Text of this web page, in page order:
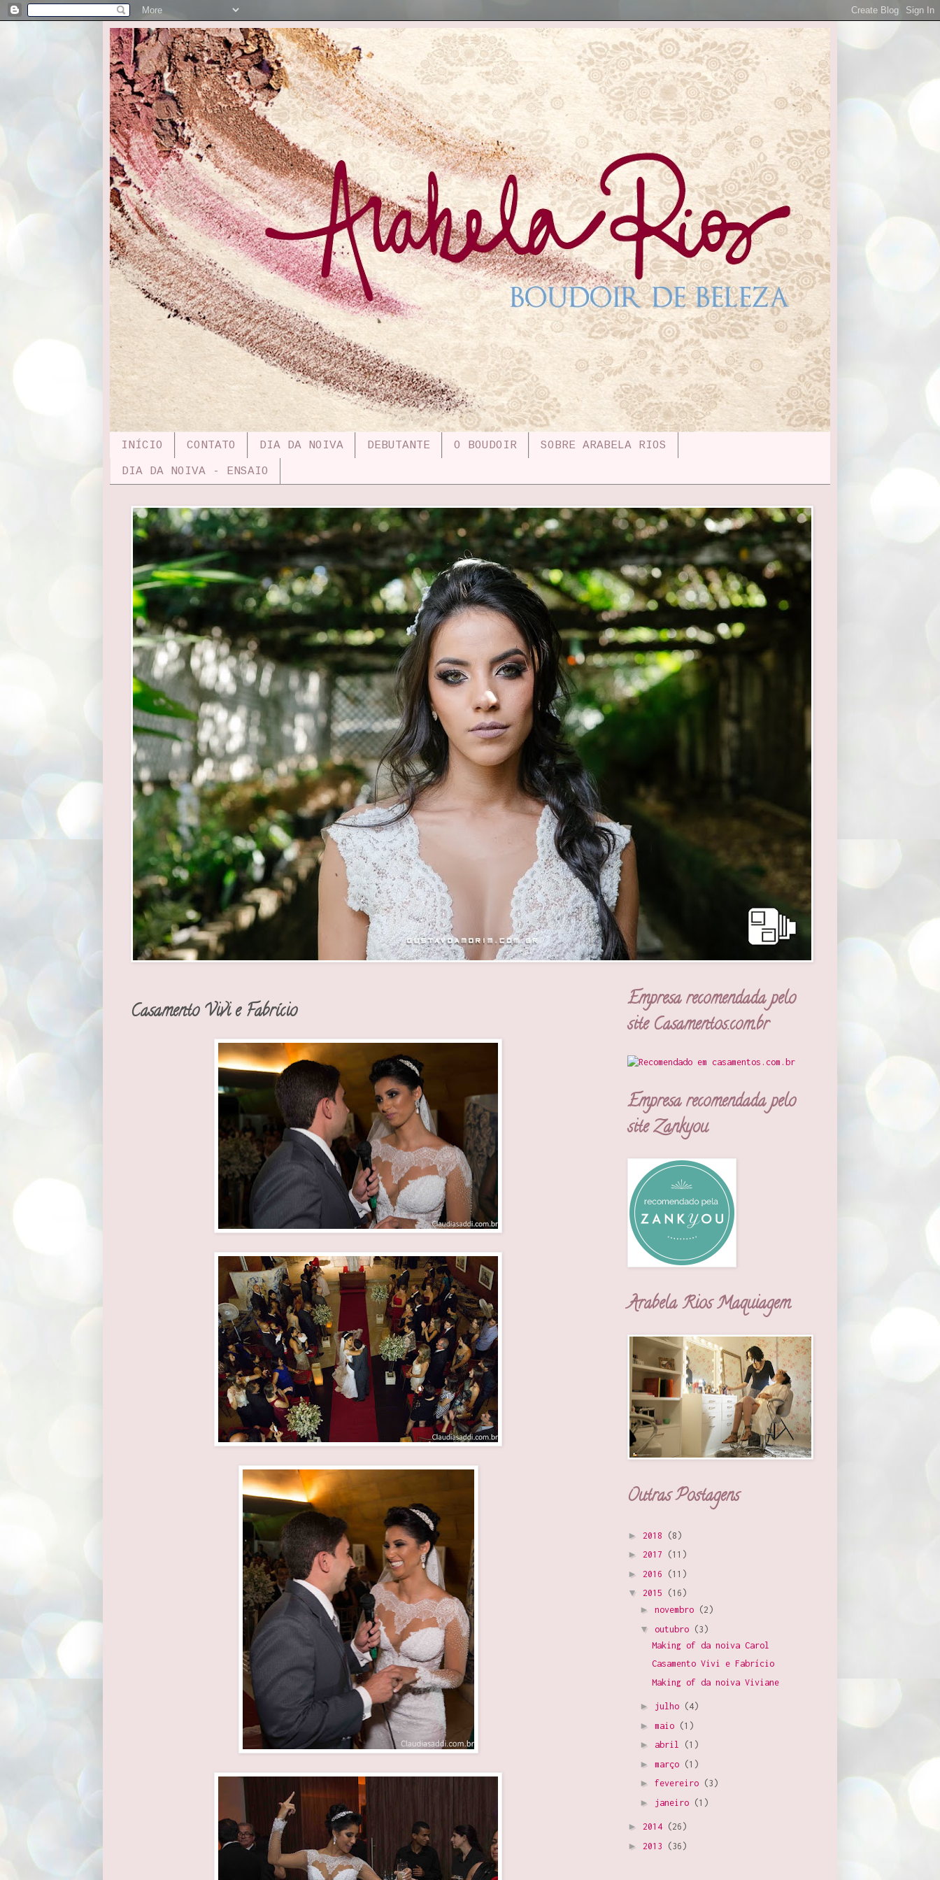
INÍCIO CONTATO DIA DA NOIVA DEBUTANTE O BOUDOIR SOBRE ARABELA RIOS
DIA DA NOIVA - ENSAIO
Casamento Vivi e Fabrício
Empresa recomendada pelo
site Casamentos.com.br
Empresa recomendada pelo
site Zankyou
Arabela Rios Maquiagem
Outras Postagens
► 2018 (8)
► 2017 (11)
► 2016 (11)
▼ 2015 (16)
► novembro (2)
▼ outubro (3)
Making of da noiva Carol
Casamento Vivi e Fabrício
Making of da noiva Viviane
► julho (4)
► maio (1)
► abril (1)
► março (1)
► fevereiro (3)
► janeiro (1)
► 2014 (26)
► 2013 (36)